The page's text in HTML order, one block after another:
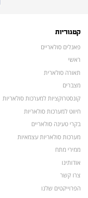
קטגוריות
פאנלים סולאריים
ראשי
תאורה סולארית
מצברים
קונסטרוקציות למערכות סולאריות
חיווט למערכות סולאריות
בקרי טעינה סולאריים
מערכות סולאריות עצמאיות
ממירי מתח
אודותינו
צרו קשר
הפרוייקטים שלנו